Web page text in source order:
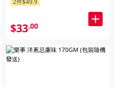
2件$49.9
$33.00